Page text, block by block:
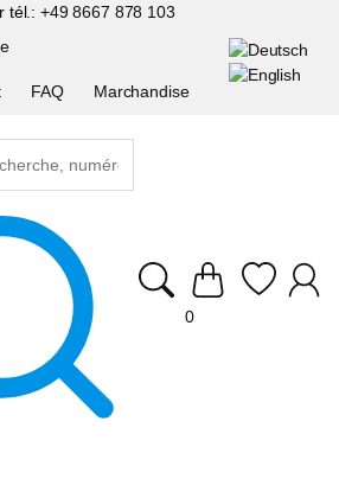
tél.: +49 8667 878 103
FAQ Marchandise
0